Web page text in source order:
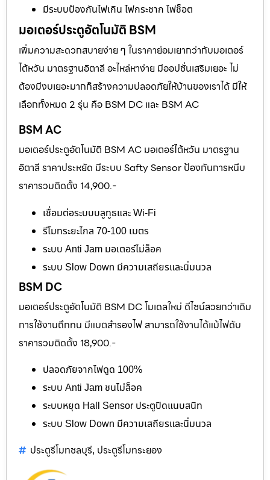
มีระบบป้องกันไฟเกิน ไฟกระชาก ไฟช็อต
มอเตอร์ประตูอัตโนมัติ BSM
เพิ่มความสะดวกสบายง่าย ๆ ในราคาย่อมเยากว่ากับมอเตอร์
ไต้หวัน มาตรฐานอิตาลี อะไหล่หาง่าย มีออปชั่นเสริมเยอะ ไม่
ต้องมีงบเยอะมากก็สร้างความปลอดภัยให้บ้านของเราได้ มีให้
เลือกทั้งหมด 2 รุ่น คือ BSM DC และ BSM AC
BSM AC
มอเตอร์ประตูอัตโนมัติ BSM AC มอเตอร์ไต้หวัน มาตรฐาน
อิตาลี ราคาประหยัด มีระบบ Safty Sensor ป้องกันการหนีบ
ราคารวมติดตั้ง 14,900.-
เชื่อมต่อระบบบลูทูธและ Wi-Fi
รีโมทระยะไกล 70-100 เมตร
ระบบ Anti Jam มอเตอร์ไม่ล็อค
ระบบ Slow Down มีความเสถียรและนิ่มนวล
BSM DC
มอเตอร์ประตูอัตโนมัติ BSM DC โมเดลใหม่ ดีไซน์สวยกว่าเดิม
การใช้งานถึกทน มีแบตสำรองไฟ สามารถใช้งานได้แม้ไฟดับ
ราคารวมติดตั้ง 18,900.-
ปลอดภัยจากไฟดูด 100%
ระบบ Anti Jam ชนไม่ล็อค
ระบบหยุด Hall Sensor ประตูปิดแนบสนิท
ระบบ Slow Down มีความเสถียรและนิ่มนวล
ประตูรีโมทชลบุรี, ประตูรีโมทระยอง